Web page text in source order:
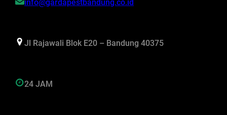
info@gardapestbandung.co.id
Jl Rajawali Blok E20 – Bandung 40375
24 JAM